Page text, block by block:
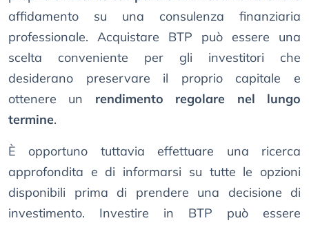
affidamento su una consulenza finanziaria
professionale. Acquistare BTP può essere una
scelta conveniente per gli investitori che
desiderano preservare il proprio capitale e
ottenere un rendimento regolare nel lungo
termine.
È opportuno tuttavia effettuare una ricerca
approfondita e di informarsi su tutte le opzioni
disponibili prima di prendere una decisione di
investimento. Investire in BTP può essere